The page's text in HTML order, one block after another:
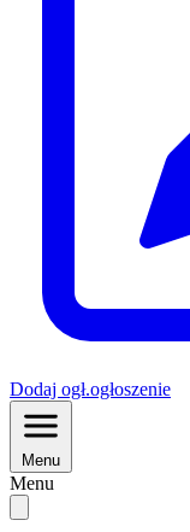
Dodaj ogł.ogłoszenie
Menu
Menu